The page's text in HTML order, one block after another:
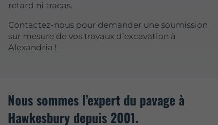
retard ni tracas.
Contactez-nous pour demander une soumission
sur mesure de vos travaux d’excavation à
Alexandria !
Nous sommes l’expert du pavage à
Hawkesbury depuis 2001.